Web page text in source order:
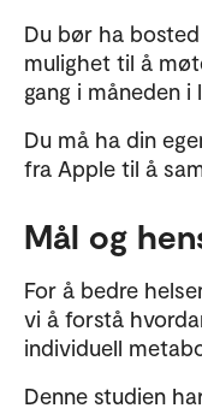
Du bør ha
mulighet til å
gang i måneden
Du må ha din
fra Apple til å
Mål og
For å bedre
vi å forstå
individuell
Denne studien